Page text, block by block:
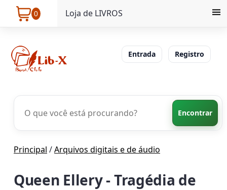
0 Loja de LIVROS
Entrada Registro
Encontrar
Principal /Arquivos digitais e de áudio
Queen Ellery - Tragédia de